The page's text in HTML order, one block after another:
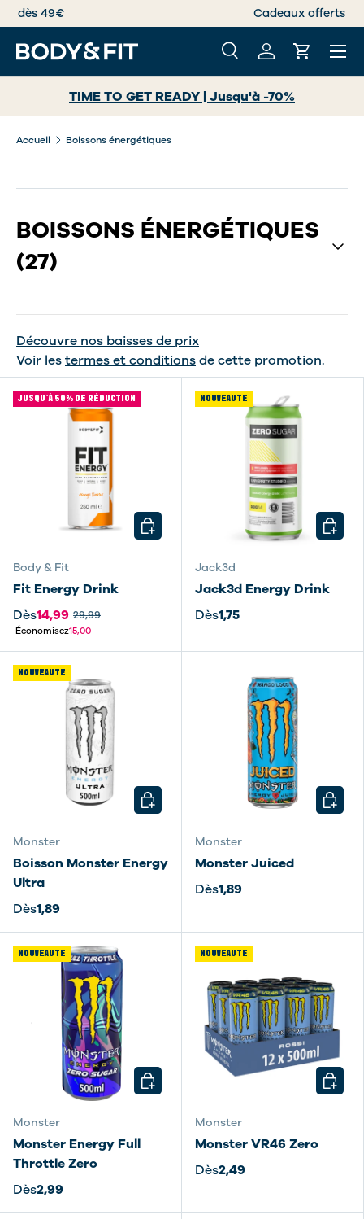
ALLER AU CONTENU
Recherche
RechercheSe connecter
Panier
Menu
TIME TO GET READY | Jusqu'à -70%
Accueil Boissons énergétiques
BOISSONS ÉNERGÉTIQUES
(27)
Découvre nos baisses de prix
Voir lestermes et conditionsde cette promotion.
JUSQU’À 50% DE RÉDUCTION
Body & Fit
Fit Energy Drink
Dès14,99 29,99
Économisez15,00
CHOISIR LES OPTIONS
NOUVEAUTÉ
Jack3d
Jack3d Energy Drink
Dès1,75
NOUVEAUTÉ
Monster
Boisson Monster Energy
Ultra
Dès1,89
CHOISIR LES OPTIONS
Monster
Monster Juiced
Dès1,89
NOUVEAUTÉ
Monster
Monster Energy Full
Throttle Zero
Dès2,99
CHOISIR LES OPTIONS
NOUVEAUTÉ
Monster
Monster VR46 Zero
Dès2,49